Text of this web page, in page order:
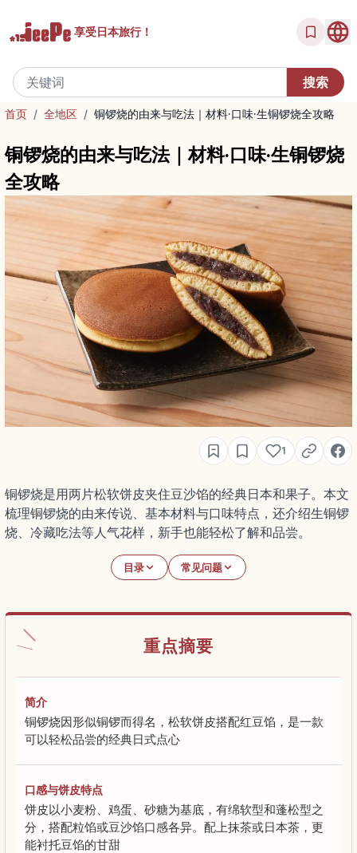
享受日本旅行！
首页 / 全地区 / 铜锣烧的由来与吃法｜材料·口味·生铜锣烧全攻略
铜锣烧的由来与吃法｜材料·口味·生铜锣烧
全攻略
1
铜锣烧是用两片松软饼皮夹住豆沙馅的经典日本和果子。本文
梳理铜锣烧的由来传说、基本材料与口味特点，还介绍生铜锣
烧、冷藏吃法等人气花样，新手也能轻松了解和品尝。
目录 常见问题
重点摘要
简介
铜锣烧因形似铜锣而得名，松软饼皮搭配红豆馅，是一款
可以轻松品尝的经典日式点心
口感与饼皮特点
饼皮以小麦粉、鸡蛋、砂糖为基底，有绵软型和蓬松型之
分，搭配粒馅或豆沙馅口感各异。配上抹茶或日本茶，更
能衬托豆馅的甘甜